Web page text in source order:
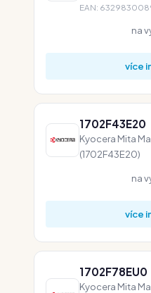
EAN:
na
více
1702F43E20
Kyocera Mita
(1702F43E20)
na
více
1702F78EU0
Kyocera Mita